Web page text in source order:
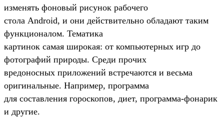
изменять фоновый рисунок рабочего
стола Android, и они действительно обладают таким
функционалом. Тематика
картинок самая широкая: от компьютерных игр до
фотографий природы. Среди прочих
вредоносных приложений встречаются и весьма
оригинальные. Например, программа
для составления гороскопов, диет, программа-фонарик
и другие.